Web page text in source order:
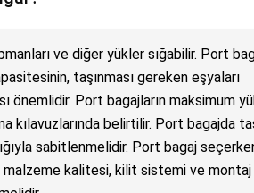
ve diğer yükler sığabilir. Port
taşınması gereken eşyaları
önemlidir. Port bagajların maksimum
kılavuzlarında belirtilir. Port bagajda
sabitlenmelidir. Port bagaj
kalitesi, kilit sistemi ve montaj